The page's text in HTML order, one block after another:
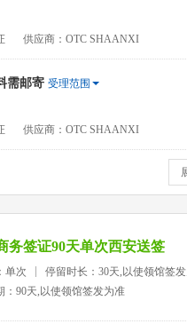
供应商：OTC SHAANXI
需邮寄 受理范围
供应商：OTC SHAANXI
务签证90天单次西安送签
单次
停留时长：30天,以使领馆签
：90天,以使领馆签发为准